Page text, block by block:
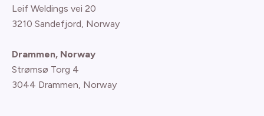
Leif Weldings vei 20
3210 Sandefjord, Norway
Drammen, Norway
Strømsø Torg 4
3044 Drammen, Norway